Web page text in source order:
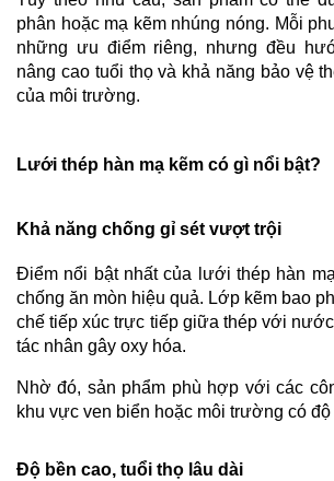
phân hoặc mạ kẽm nhúng nóng. Mỗi
những ưu điểm riêng, nhưng đều
nâng cao tuổi thọ và khả năng bảo vệ
của môi trường.
Lưới thép hàn mạ kẽm có gì nổi bật?
Khả năng chống gỉ sét vượt trội
Điểm nổi bật nhất của lưới thép hàn
chống ăn mòn hiệu quả. Lớp kẽm bao
chế tiếp xúc trực tiếp giữa thép với
tác nhân gây oxy hóa.
Nhờ đó, sản phẩm phù hợp với các
khu vực ven biển hoặc môi trường có độ
Độ bền cao, tuổi thọ lâu dài